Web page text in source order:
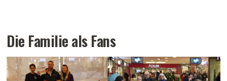
Die Familie als Fans